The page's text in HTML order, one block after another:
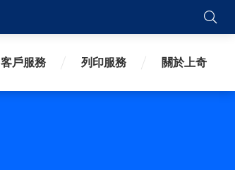
客戶服務 列印服務 關於上奇